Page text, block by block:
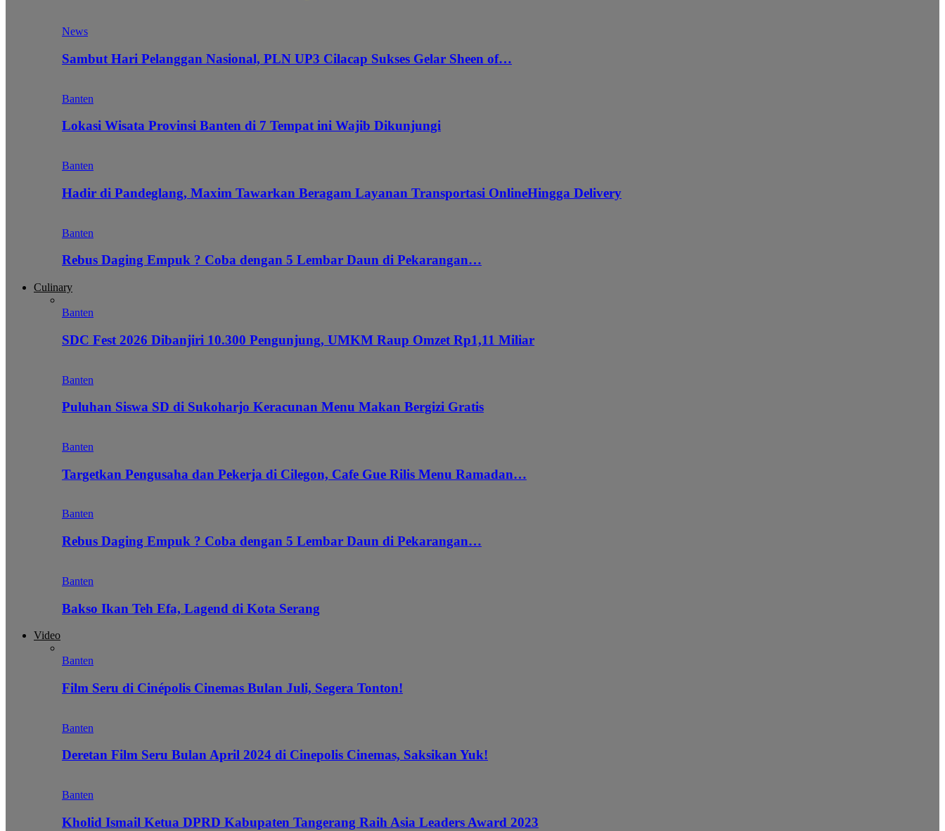
News
Sambut Hari Pelanggan Nasional, PLN UP3 Cilacap Sukses Gelar Sheen of…
Banten
Lokasi Wisata Provinsi Banten di 7 Tempat ini Wajib Dikunjungi
Banten
Hadir di Pandeglang, Maxim Tawarkan Beragam Layanan Transportasi OnlineHingga Delivery
Banten
Rebus Daging Empuk ? Coba dengan 5 Lembar Daun di Pekarangan…
Culinary
Banten
SDC Fest 2026 Dibanjiri 10.300 Pengunjung, UMKM Raup Omzet Rp1,11 Miliar
Banten
Puluhan Siswa SD di Sukoharjo Keracunan Menu Makan Bergizi Gratis
Banten
Targetkan Pengusaha dan Pekerja di Cilegon, Cafe Gue Rilis Menu Ramadan…
Banten
Rebus Daging Empuk ? Coba dengan 5 Lembar Daun di Pekarangan…
Banten
Bakso Ikan Teh Efa, Lagend di Kota Serang
Video
Banten
Film Seru di Cinépolis Cinemas Bulan Juli, Segera Tonton!
Banten
Deretan Film Seru Bulan April 2024 di Cinepolis Cinemas, Saksikan Yuk!
Banten
Kholid Ismail Ketua DPRD Kabupaten Tangerang Raih Asia Leaders Award 2023